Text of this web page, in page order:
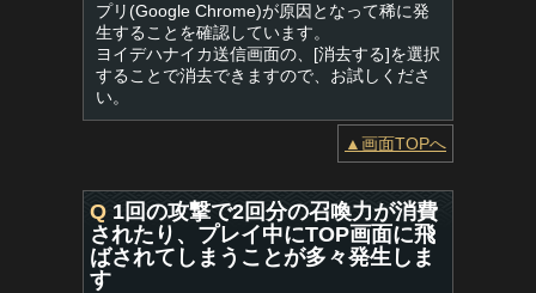
プリ(Google Chrome)が原因となって稀に発
生することを確認しています。
ヨイデハナイカ送信画面の、[消去する]を選択
することで消去できますので、お試しくださ
い。
▲画面TOPへ
Q 1回の攻撃で2回分の召喚力が消費
されたり、プレイ中にTOP画面に飛
ばされてしまうことが多々発生しま
す